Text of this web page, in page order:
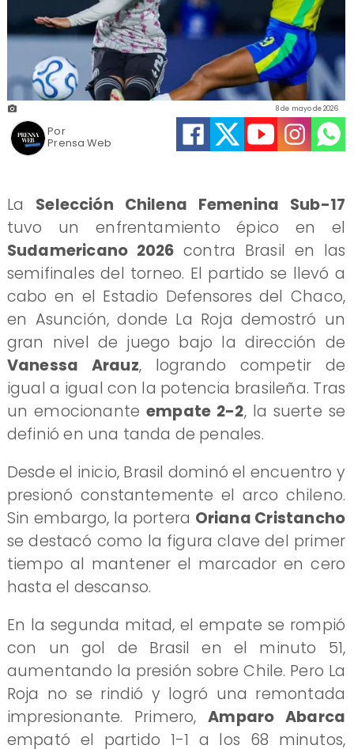
Prensa Web
8 de mayo de 2026
Por
La Selección Chilena Femenina Sub-17
tuvo un enfrentamiento épico en el
Sudamericano 2026 contra Brasil en las
semifinales del torneo. El partido se llevó a
cabo en el Estadio Defensores del Chaco,
en Asunción, donde La Roja demostró un
gran nivel de juego bajo la dirección de
Vanessa Arauz, logrando competir de
igual a igual con la potencia brasileña. Tras
un emocionante empate 2-2, la suerte se
definió en una tanda de penales.
Desde el inicio, Brasil dominó el encuentro y
presionó constantemente el arco chileno.
Sin embargo, la portera Oriana Cristancho
se destacó como la figura clave del primer
tiempo al mantener el marcador en cero
hasta el descanso.
En la segunda mitad, el empate se rompió
con un gol de Brasil en el minuto 51,
aumentando la presión sobre Chile. Pero La
Roja no se rindió y logró una remontada
impresionante. Primero,Amparo Abarca
empató el partido 1-1 a los 68 minutos,